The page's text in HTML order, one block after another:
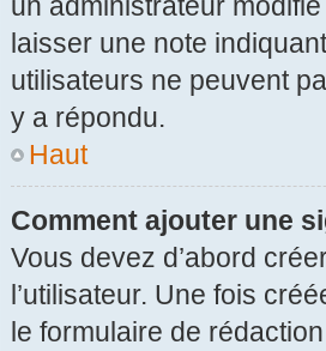
laisser une note
utilisateurs ne peuvent
y a répondu.
Haut
Comment ajouter une
Vous devez d’abord
l’utilisateur. Une fois
le formulaire de